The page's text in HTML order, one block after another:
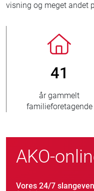
visning og meget andet
41
år gammelt
familieforetagende
AKO-
Vores 24/7